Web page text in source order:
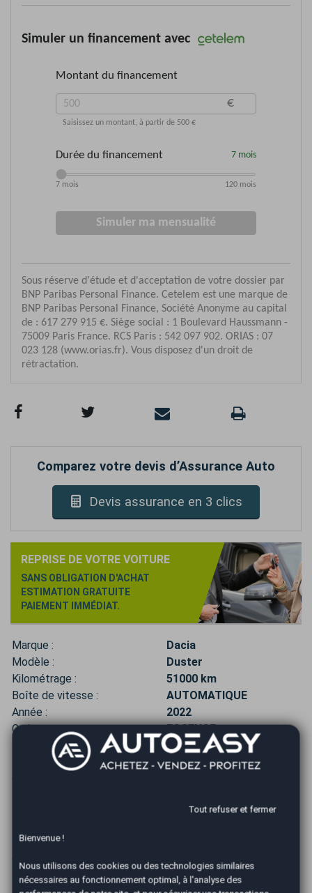
Comparez votre devis d’Assurance Auto
Devis assurance en 3 clics
REPRISE DE VOTRE VOITURE
SANS OBLIGATION D'ACHAT
ESTIMATION GRATUITE
PAIEMENT IMMÉDIAT.
Marque :
Dacia
Modèle :
Duster
Kilométrage :
51000 km
Boîte de vitesse :
AUTOMATIQUE
Année :
2022
Carburant :
ESSENCE
Puissance Fiscale :
8 CV
Boîte de vitesse :
AUTOMATIQUE
150 CV
Mise en circulation :
Ville :
Pélissanne
Tout refuser et fermer
Bienvenue !
Nous utilisons des cookies ou des technologies similaires
nécessaires au fonctionnement optimal, à l'analyse des